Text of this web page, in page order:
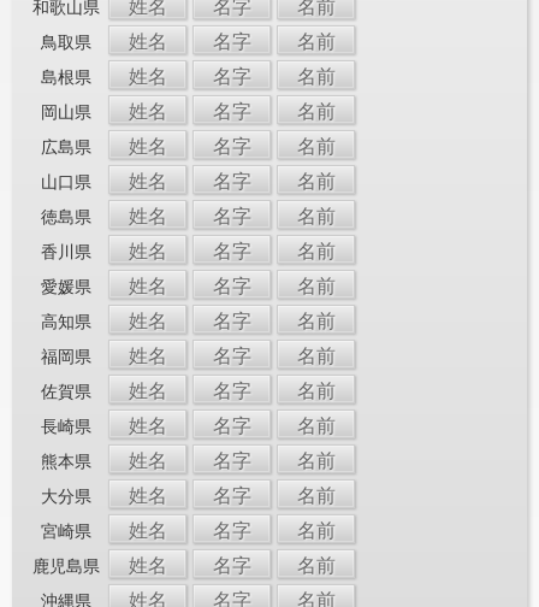
和歌山県 姓名 名字 名前
鳥取県 姓名 名字 名前
島根県 姓名 名字 名前
岡山県 姓名 名字 名前
広島県 姓名 名字 名前
山口県 姓名 名字 名前
徳島県 姓名 名字 名前
香川県 姓名 名字 名前
愛媛県 姓名 名字 名前
高知県 姓名 名字 名前
福岡県 姓名 名字 名前
佐賀県 姓名 名字 名前
長崎県 姓名 名字 名前
熊本県 姓名 名字 名前
大分県 姓名 名字 名前
宮崎県 姓名 名字 名前
鹿児島県 姓名 名字 名前
沖縄県 姓名 名字 名前